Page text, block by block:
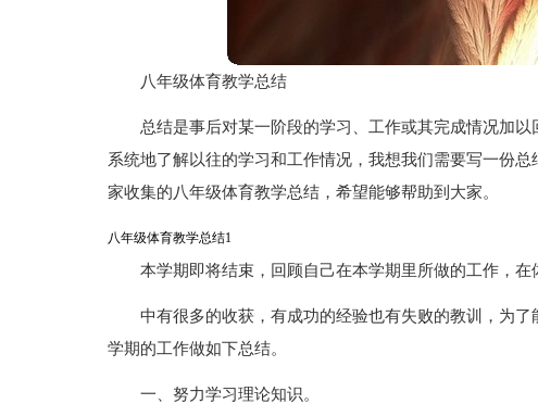
八年级体育教学总结
总结是事后对某一阶段的学习、工作或其完成情况加
系统地了解以往的学习和工作情况，我想我们需要写一份
家收集的八年级体育教学总结，希望能够帮助到大家。
八年级体育教学总结1
本学期即将结束，回顾自己在本学期里所做的工作，在
中有很多的收获，有成功的经验也有失败的教训，为
学期的工作做如下总结。
一、努力学习理论知识。